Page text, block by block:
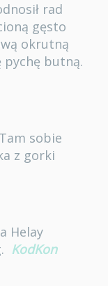
rad
gęsto
okrutną
pychę butną.
sobie
z gorki
Helay
KodKon